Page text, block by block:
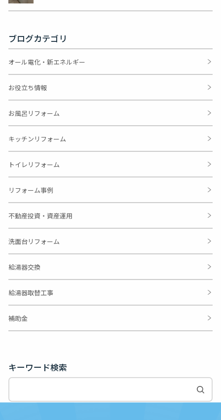
ブログカテゴリ
オール電化・新エネルギー
お役立ち情報
お風呂リフォーム
キッチンリフォーム
トイレリフォーム
リフォーム事例
不動産投資・資産運用
洗面台リフォーム
給湯器交換
給湯器取替工事
補助金
キーワード検索